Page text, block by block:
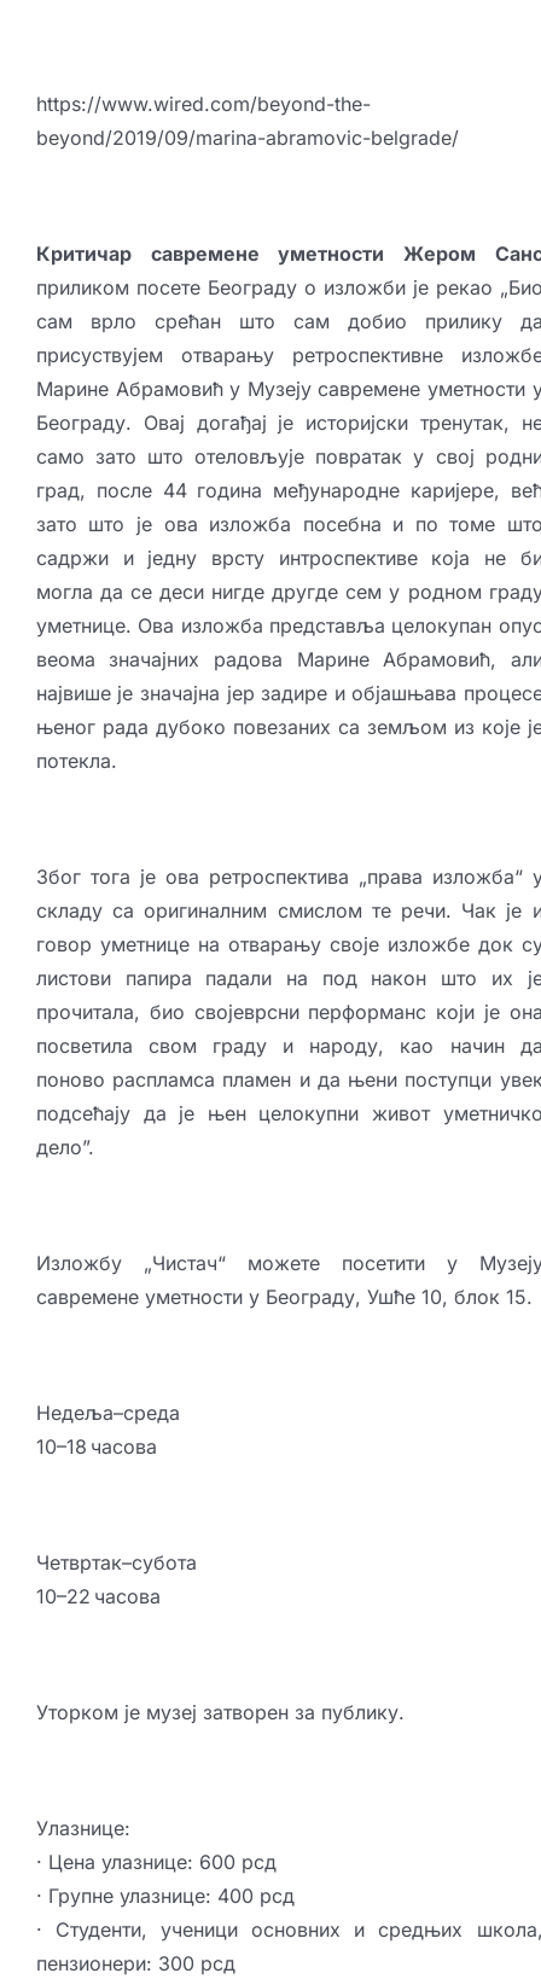
https://www.wired.com/beyond-the-
beyond/2019/09/marina-abramovic-belgrade/
Критичар савремене уметности Жером
приликом посете Београду о изложби је рекао
сам врло срећан што сам добио прилику
присуствујем отварању ретроспективне
Марине Абрамовић у Музеју савремене уметности
Београду. Овај догађај је историјски тренутак,
само зато што отеловљује повратак у свој
град, после 44 година међународне каријере,
зато што је ова изложба посебна и по томе
садржи и једну врсту интроспективе која не
могла да се деси нигде другде сем у родном
уметнице. Ова изложба представља целокупан
веома значајних радова Марине Абрамовић,
највише је значајна јер задире и објашњава
њеног рада дубоко повезаних са земљом из које
потекла.
Због тога је ова ретроспектива „права изложба“
складу са оригиналним смислом те речи. Чак је
говор уметнице на отварању своје изложбе док
листови папира падали на под након што их
прочитала, био својеврсни перформанс који је
посветила свом граду и народу, као начин
поново распламса пламен и да њени поступци
подсећају да је њен целокупни живот
дело”.
Изложбу „Чистач“ можете посетити у
савремене уметности у Београду, Ушће 10, блок 15.
Недеља–среда
10–18 часова
Четвртак–субота
10–22 часова
Уторком је музеј затворен за публику.
Улазнице:
· Цена улазнице: 600 рсд
· Групне улазнице: 400 рсд
· Студенти, ученици основних и средњих
пензионери: 300 рсд